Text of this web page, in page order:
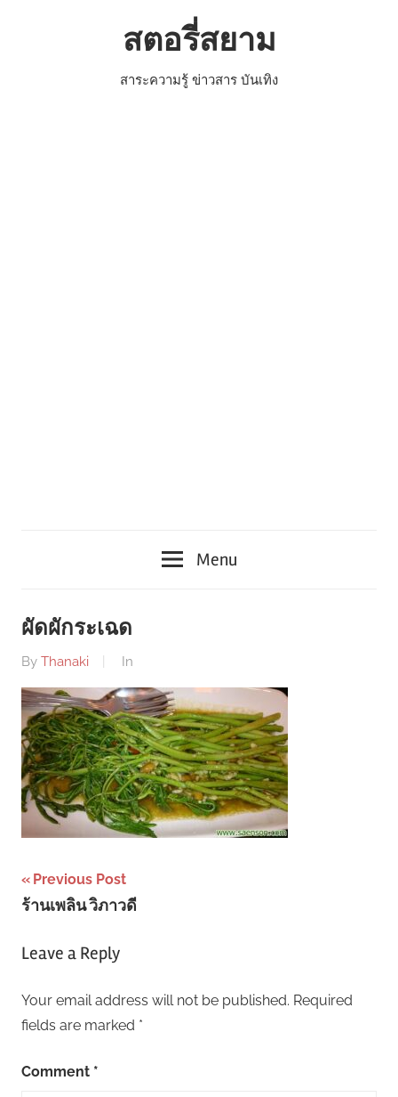
สตอรี่สยาม
สาระความรู้ ข่าวสาร บันเทิง
Menu
ผัดผักระเฉด
By Thanaki In
Post
navigation
Previous Post
ร้านเพลิน วิภาวดี
Leave a Reply
Your email address will not be published. Required
fields are marked *
Comment *